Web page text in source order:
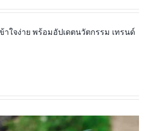
ใจง่าย พร้อมอัปเดตนวัตกรรม เทรนด์